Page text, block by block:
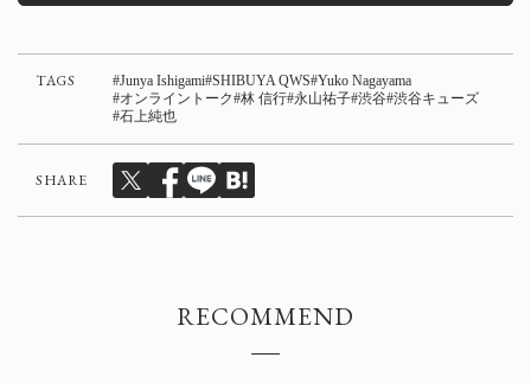
TAGS Junya Ishigami SHIBUYA QWS Yuko Nagayama
オンライントーク 林 信行 永山祐子 渋谷 渋谷キューズ
石上純也
SHARE
RECOMMEND